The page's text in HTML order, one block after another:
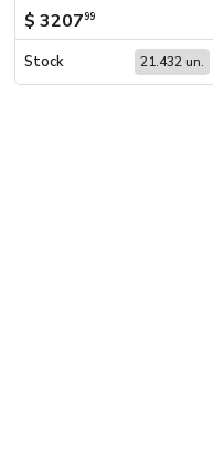
$ 320799
Stock 21.432 un.